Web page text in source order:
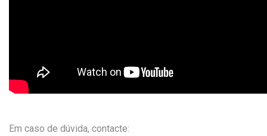
Em caso de dúvida, contacte: